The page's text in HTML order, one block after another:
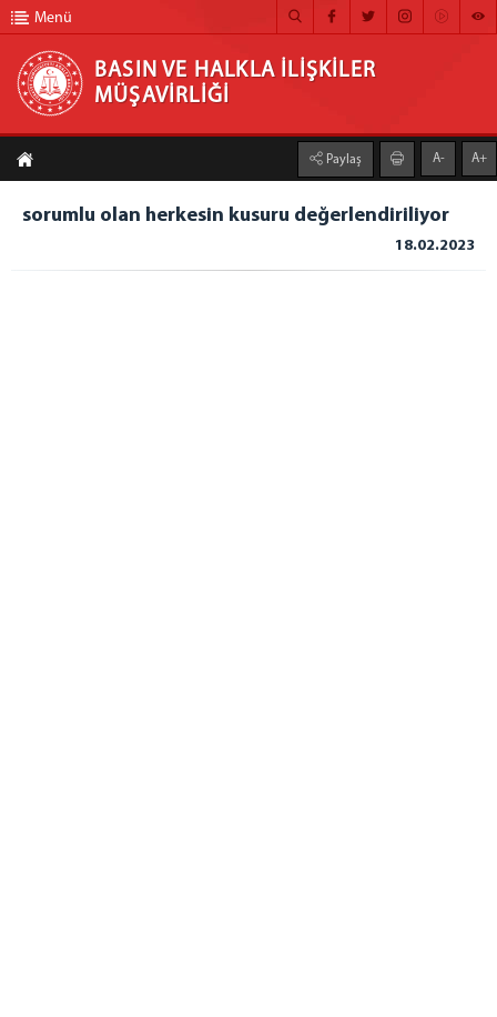
BASIN VE HALKLA İLİŞKİLER MÜŞAVİRLİĞİ
ANA SAYFA
MÜŞAVİRLİĞİMİZ
HABER ARŞİVİ
Menü
BASIN VE HALKLA İLİŞKİLER
MÜŞAVİRLİĞİ
Paylaş A- A+
sorumlu olan herkesin kusuru değerlendiriliyor
18.02.2023